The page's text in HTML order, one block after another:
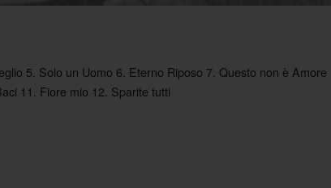
5. Solo un Uomo 6. Eterno Riposo 7. Questo non è Amore
11. Fiore mio 12. Sparite tutti